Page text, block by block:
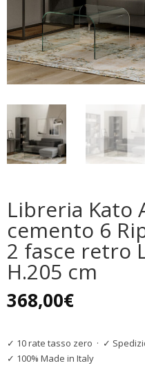
Libreria Kato
cemento 6
2 fasce retro
H.205 cm
368,00€
✓ 10 rate tasso zero · ✓
✓ 100% Made in Italy